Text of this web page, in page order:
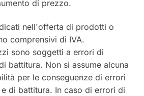
di prezzo.
nell'offerta di prodotti o
comprensivi di IVA.
sono soggetti a errori di
battitura. Non si assume alcuna
per le conseguenze di errori
di battitura. In caso di errori di